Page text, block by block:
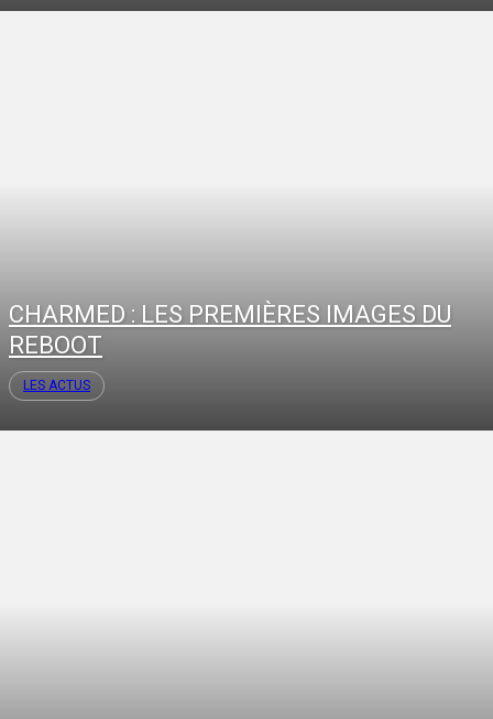
CHARMED : LES PREMIÈRES IMAGES DU
REBOOT
LES ACTUS